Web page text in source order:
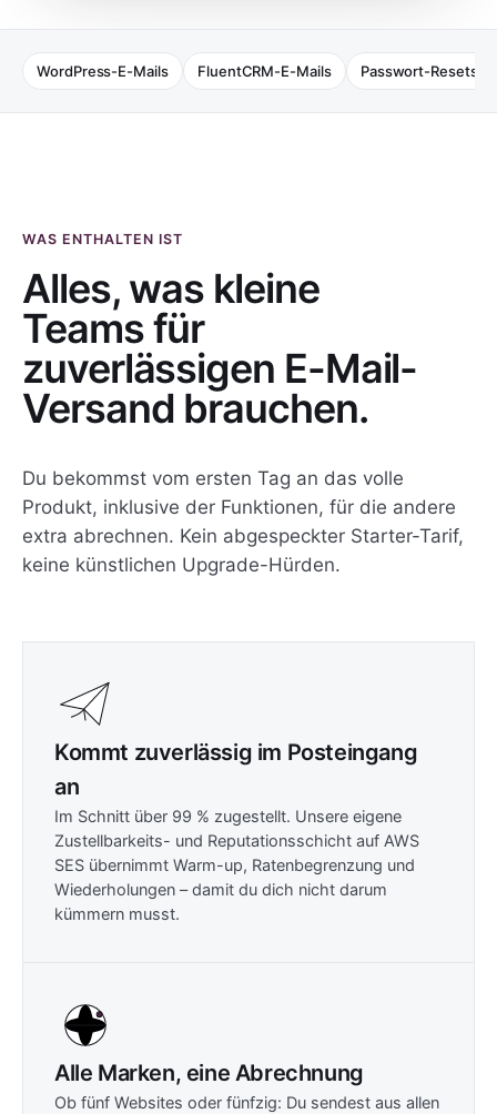
WordPress-E-Mails FluentCRM-E-Mails Passwort-Resets
WAS ENTHALTEN IST
Alles, was kleine
Teams für
zuverlässigen E-Mail-
Versand brauchen.
Du bekommst vom ersten Tag an das volle
Produkt, inklusive der Funktionen, für die andere
extra abrechnen. Kein abgespeckter Starter-Tarif,
keine künstlichen Upgrade-Hürden.
Kommt zuverlässig im Posteingang
an
Im Schnitt über 99 % zugestellt. Unsere eigene
Zustellbarkeits- und Reputationsschicht auf AWS
SES übernimmt Warm-up, Ratenbegrenzung und
Wiederholungen – damit du dich nicht darum
kümmern musst.
Alle Marken, eine Abrechnung
Ob fünf Websites oder fünfzig: Du sendest aus allen